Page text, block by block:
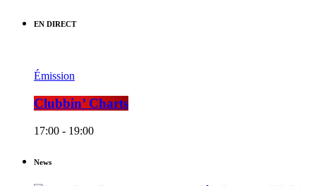
EN DIRECT
Émission
Clubbin’ Charts
17:00 - 19:00
News